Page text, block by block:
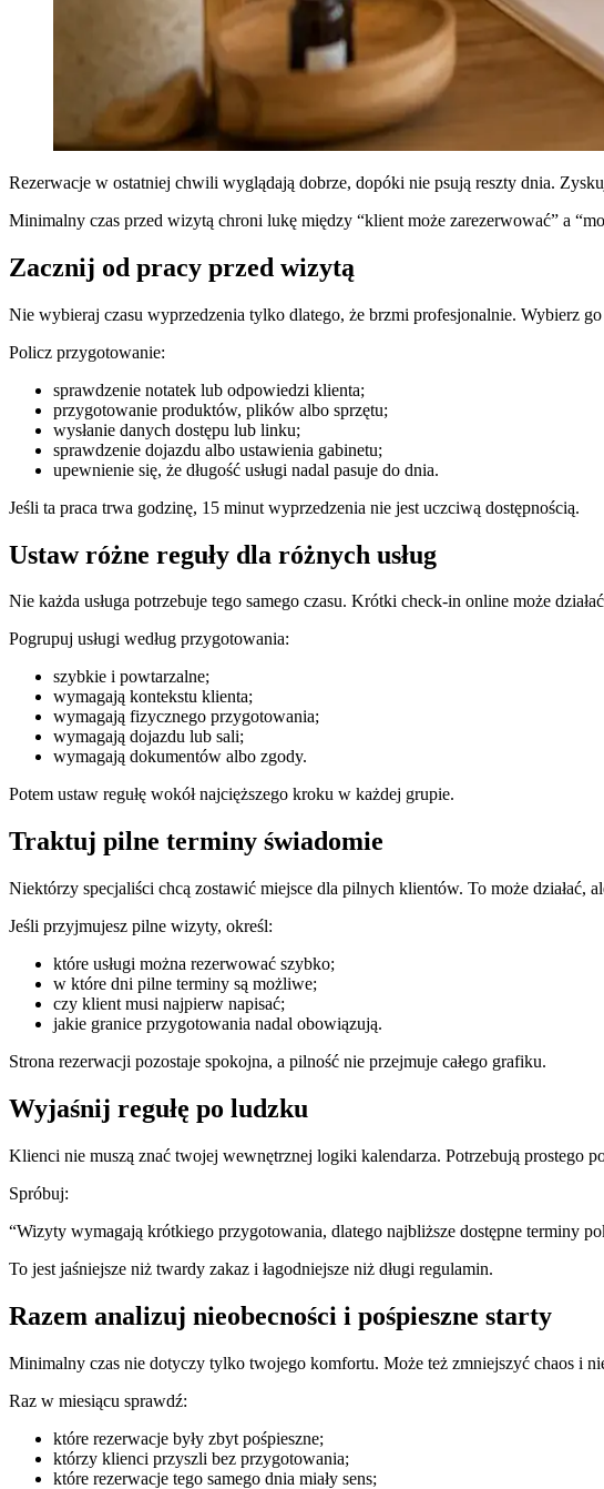
Rezerwacje w ostatniej chwili wyglądają dobrze, dopóki nie psują reszty dnia.
Minimalny czas przed wizytą chroni lukę między “klient może zarezerwować” a
Zacznij od pracy przed wizytą
Nie wybieraj czasu wyprzedzenia tylko dlatego, że brzmi profesjonalnie. Wybierz
Policz przygotowanie:
sprawdzenie notatek lub odpowiedzi klienta;
przygotowanie produktów, plików albo sprzętu;
wysłanie danych dostępu lub linku;
sprawdzenie dojazdu albo ustawienia gabinetu;
upewnienie się, że długość usługi nadal pasuje do dnia.
Jeśli ta praca trwa godzinę, 15 minut wyprzedzenia nie jest uczciwą dostępnością.
Ustaw różne reguły dla różnych usług
Nie każda usługa potrzebuje tego samego czasu. Krótki check-in online może
Pogrupuj usługi według przygotowania:
szybkie i powtarzalne;
wymagają kontekstu klienta;
wymagają fizycznego przygotowania;
wymagają dojazdu lub sali;
wymagają dokumentów albo zgody.
Potem ustaw regułę wokół najcięższego kroku w każdej grupie.
Traktuj pilne terminy świadomie
Niektórzy specjaliści chcą zostawić miejsce dla pilnych klientów. To może
Jeśli przyjmujesz pilne wizyty, określ:
które usługi można rezerwować szybko;
w które dni pilne terminy są możliwe;
czy klient musi najpierw napisać;
jakie granice przygotowania nadal obowiązują.
Strona rezerwacji pozostaje spokojna, a pilność nie przejmuje całego grafiku.
Wyjaśnij regułę po ludzku
Klienci nie muszą znać twojej wewnętrznej logiki kalendarza. Potrzebują prostego
Spróbuj:
“Wizyty wymagają krótkiego przygotowania, dlatego najbliższe dostępne terminy
To jest jaśniejsze niż twardy zakaz i łagodniejsze niż długi regulamin.
Razem analizuj nieobecności i pośpieszne starty
Minimalny czas nie dotyczy tylko twojego komfortu. Może też zmniejszyć chaos i
Raz w miesiącu sprawdź:
które rezerwacje były zbyt pośpieszne;
którzy klienci przyszli bez przygotowania;
które rezerwacje tego samego dnia miały sens;